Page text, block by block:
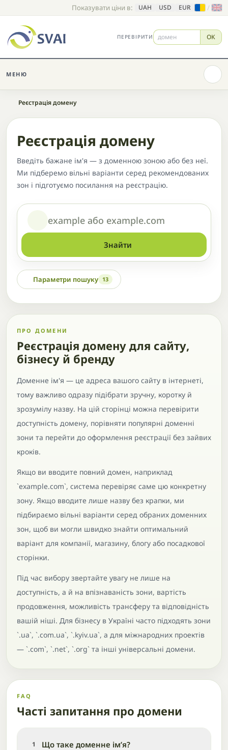
Показувати ціни в: UAH USD EUR /
ПЕРЕВІРИТИ OK
МЕНЮ
Головна
Реєстрація домену
Реєстрація домену
Введіть бажане ім'я — з доменною зоною або без неї.
Ми підберемо вільні варіанти серед рекомендованих
зон і підготуємо посилання на реєстрацію.
Домен або назва
Знайти
Параметри пошуку 13
ПРО ДОМЕНИ
Реєстрація домену для сайту,
бізнесу й бренду
Доменне ім'я — це адреса вашого сайту в інтернеті,
тому важливо одразу підібрати зручну, коротку й
зрозумілу назву. На цій сторінці можна перевірити
доступність домену, порівняти популярні доменні
зони та перейти до оформлення реєстрації без зайвих
кроків.
Якщо ви вводите повний домен, наприклад
`example.com`, система перевіряє саме цю конкретну
зону. Якщо вводите лише назву без крапки, ми
підбираємо вільні варіанти серед обраних доменних
зон, щоб ви могли швидко знайти оптимальний
варіант для компанії, магазину, блогу або посадкової
сторінки.
Під час вибору звертайте увагу не лише на
доступність, а й на впізнаваність зони, вартість
продовження, можливість трансферу та відповідність
вашій ніші. Для бізнесу в Україні часто підходять зони
`.ua`, `.com.ua`, `.kyiv.ua`, а для міжнародних проектів
— `.com`, `.net`, `.org` та інші універсальні домени.
FAQ
Часті запитання про домени
1 Що таке доменне ім’я?